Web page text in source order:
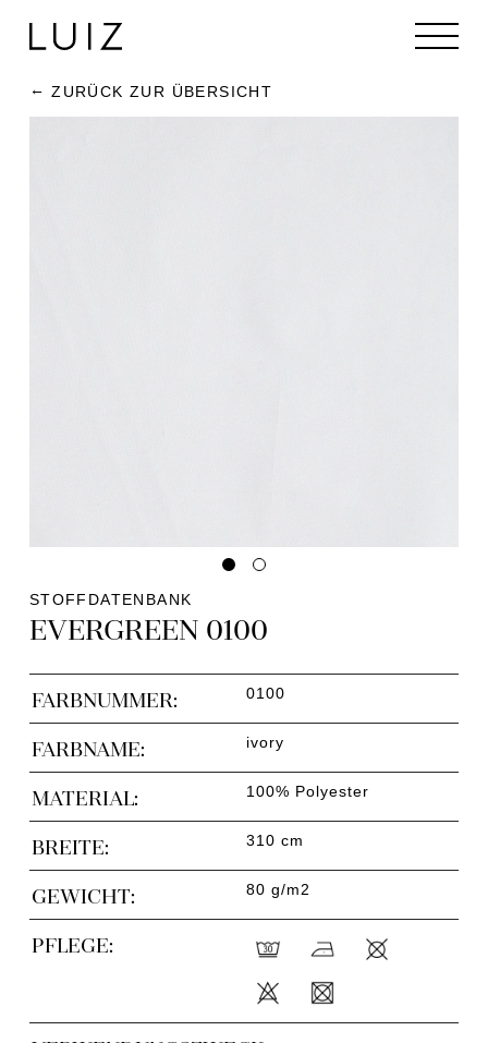
ZURÜCK ZUR ÜBERSICHT
STOFFDATENBANK
EVERGREEN 0100
FARBNUMMER: 0100
FARBNAME: ivory
MATERIAL: 100% Polyester
BREITE: 310 cm
GEWICHT: 80 g/m2
PFLEGE: